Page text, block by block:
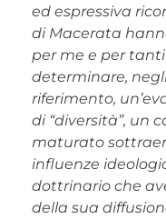
ed espressiva
di Macerata
per me e per
determinare,
riferimento,
di “diversità”, un
maturato
influenze
dottrinario che
della sua